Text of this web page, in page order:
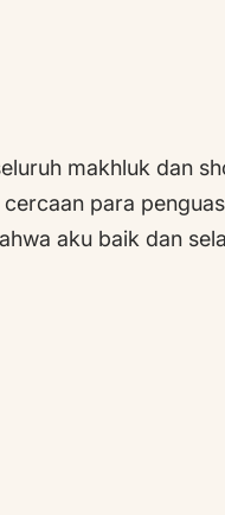
makhluk dan
para
aku baik dan